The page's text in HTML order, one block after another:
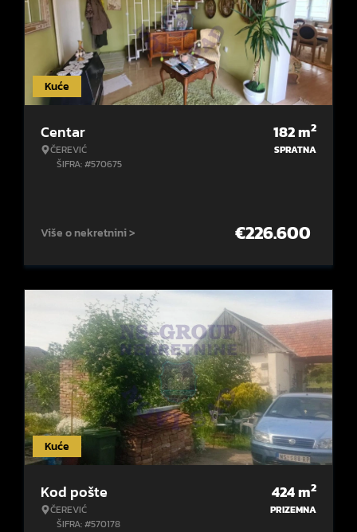
Kuće
Centar
ČEREVIĆ
ŠIFRA: #570675
182m2
SPRATNA
Više o nekretnini > €226.600
Kuće
Kod pošte
ČEREVIĆ
ŠIFRA: #570178
424m2
PRIZEMNA